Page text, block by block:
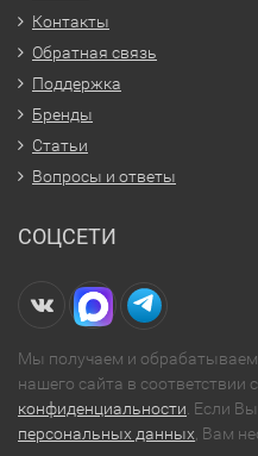
Контакты
Обратная связь
Поддержка
Бренды
Статьи
Вопросы и ответы
СОЦСЕТИ
Мы получаем и
нашего сайта в соответствии с
конфиденциальности . Если
персональных данных , Вам